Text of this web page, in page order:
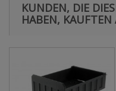
KUNDEN, DIE
HABEN, KAUFTEN